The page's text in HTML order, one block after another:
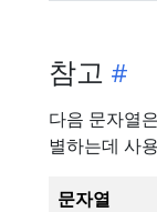
참고
다음 문자열
별하는데 사
문자열